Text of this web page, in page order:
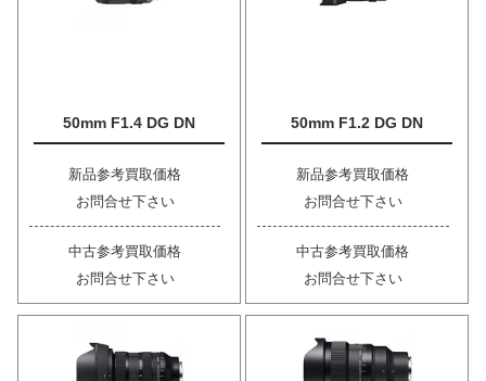
50mm F1.4 DG DN
新品参考買取価格
お問合せ下さい
中古参考買取価格
お問合せ下さい
50mm F1.2 DG DN
新品参考買取価格
お問合せ下さい
中古参考買取価格
お問合せ下さい